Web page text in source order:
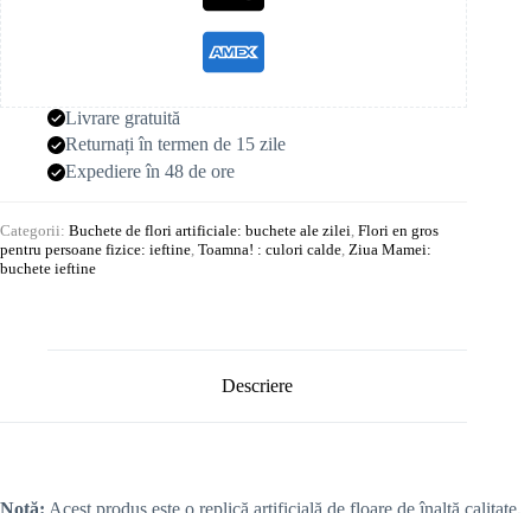
Livrare gratuită
Returnați în termen de 15 zile
Expediere în 48 de ore
Categorii: Buchete de flori artificiale: buchete ale zilei, Flori en gros
pentru persoane fizice: ieftine, Toamna! : culori calde, Ziua Mamei:
buchete ieftine
Descriere
Notă: Acest produs este o replică artificială de floare de înaltă calitate.